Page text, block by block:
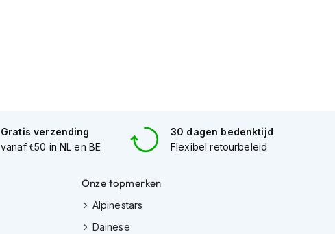
Gratis verzending
vanaf €50 in NL en BE
30 dagen bedenktijd
Flexibel retourbeleid
Onze topmerken
Alpinestars
Dainese